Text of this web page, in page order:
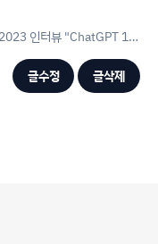
(2023년 10월) 샘 알트만 WSJ Tech Live 2023 인터뷰 "ChatGPT 10년 전에는 AGI를 통과했을 것이라 여겼을 것"
글수정 글삭제